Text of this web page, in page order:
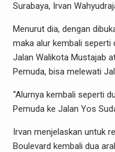
Surabaya, Irvan
Menurut dia, dengan
maka alur kembali seperti
Jalan Walikota Mustajab
Pemuda, bisa melewati
“Alurnya kembali seperti
Pemuda ke Jalan Yos
Irvan menjelaskan untuk
Boulevard kembali dua